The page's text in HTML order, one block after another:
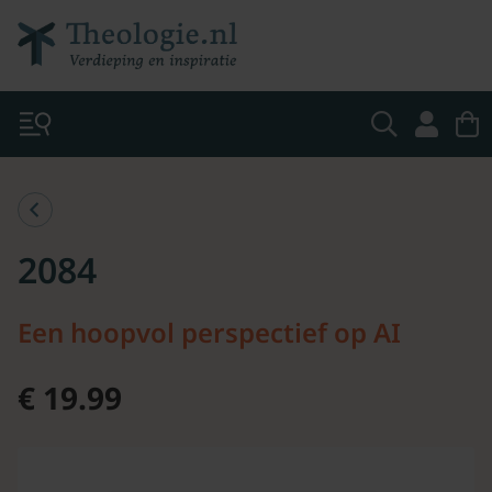
2084
Een hoopvol perspectief op AI
€ 19.99